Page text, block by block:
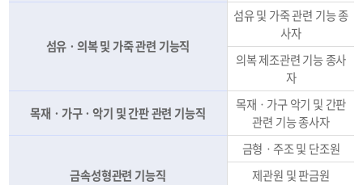
섬유ㆍ의복 및 가죽 관련 기능직
섬유 및 가죽 관련 기능 종
사자
의복 제조관련 기능 종사
자
목재ㆍ가구ㆍ악기 및 간판 관련 기능직
목재ㆍ가구 악기 및 간판
관련 기능 종사자
금속성형관련 기능직
금형ㆍ주조 및 단조원
제관원 및 판금원